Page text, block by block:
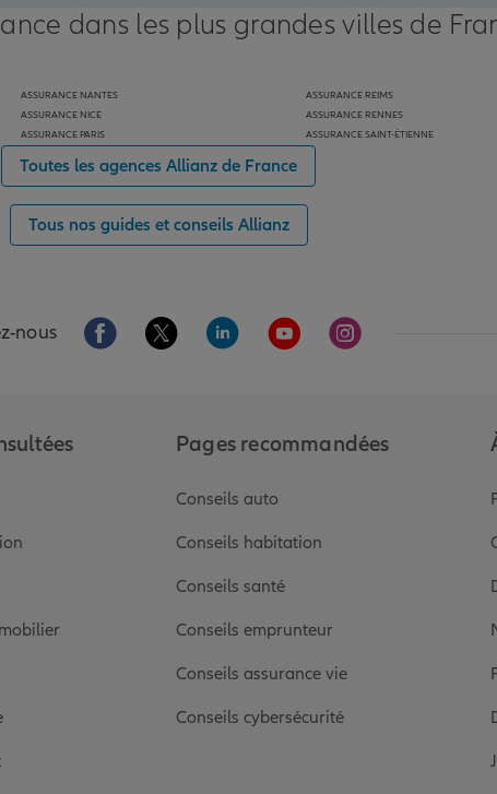
dans les plus grandes villes de
ASSURANCE NANTES
ASSURANCE NICE
ASSURANCE PARIS
ASSURANCE REIMS
ASSURANCE RENNES
ASSURANCE SAINT-ÉTIENNE
Toutes les agences Allianz de France
Tous nos guides et conseils Allianz
nous Aller sur la page Facebook de Allianz
Aller sur la page Twitter de Allianz
Aller sur la page Linkedin de Allianz
Aller sur la page Youtube de
Aller sur la page
Pages recommandées
Conseils auto
Conseils habitation
Conseils santé
Conseils emprunteur
Conseils assurance vie
Conseils cybersécurité